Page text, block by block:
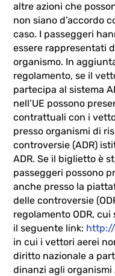
altre azioni che
non siano d’accordo
caso. I passeggeri
essere rappresentati
organismo. In
regolamento, se il
partecipa al sistema
nell’UE possono
contrattuali con i
presso organismi di
controversie (ADR)
ADR. Se il biglietto è
passeggeri possono
anche presso la
delle controversie
regolamento ODR,
il seguente link:
in cui i vettori aerei
diritto nazionale a
dinanzi agli organismi